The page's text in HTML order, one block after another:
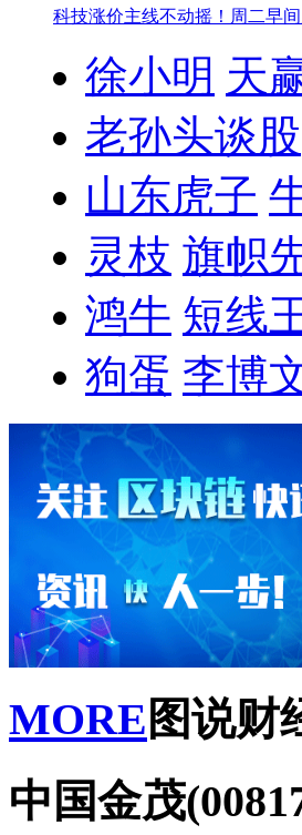
科技涨价主线不动摇！ 周二早
徐小明 天
老孙头谈股
山东虎子
灵枝 旗帜
鸿牛 短线
狗蛋 李博
MORE 图说财
中国金茂